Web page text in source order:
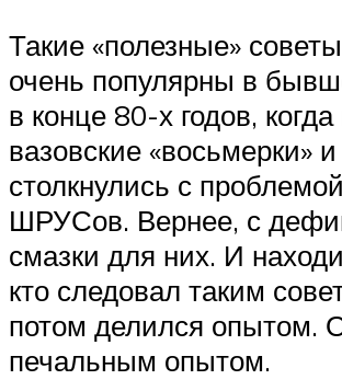
Такие «полезные»
очень популярны в
в конце 80-х годов,
вазовские «восьмерки»
столкнулись с
ШРУСов. Вернее, с
смазки для них. И
кто следовал таким
потом делился опытом.
печальным опытом.